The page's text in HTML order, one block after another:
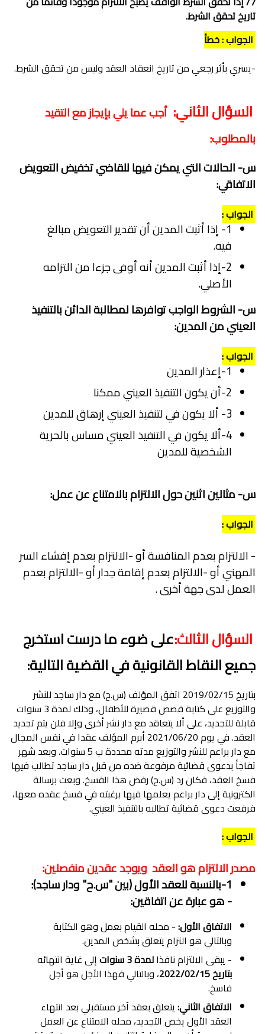
تاريخ تحقق الشرط.
الجواب : خطأ
-يسري بأثر رجعي من تاريخ انعقاد العقد وليس من تحقق الشرط.
السؤال الثاني: أجب عما يلي بإيجاز مع التقيد
بالمطلوب:
س- الحالات التي يمكن فيها للقاضي تخفيض التعويض
الاتفاقي:
الجواب :
1- إذا أثبت المدين أن تقدير التعويض مبالغ
فيه.
2-إذا أثبت المدين أنه أوفى جزءا من التزامه
الأصلي.
س- الشروط الواجب توافرها لمطالبة الدائن بالتنفيذ
العيني من المدين:
الجواب :
1-إعذار المدين
2-أن يكون التنفيذ العيني ممكنا
3- ألا يكون في لتنفيذ العيني إرهاق للمدين
4-ألا يكون في التنفيذ
العيني مساس بالحرية
الشخصية للمدين
س- مثالين اثنين حول الالتزام بالامتناع عن عمل:
الجواب :
- الالتزام بعدم المنافسة أو -الالتزام بعدم إفشاء السر
المهني أو -الالتزام بعدم إقامة جدار أو -الالتزام بعدم
العمل لدى جهة أخرى .
السؤال الثالث:على ضوء ما درست استخرج
جميع النقاط القانونية في القضية التالية:
بتاريخ 2019/02/15 اتفق المؤلف (س.ح) مع دار ساجد للنشر
والتوزيع على كتابة قصص قصيرة للأطفال، وذلك لمدة 3 سنوات
قابلة للتجديد، على ألا يتعاقد مع دار نشر أخرى وإلا فلن يتم تجديد
العقد. في يوم 2021/06/20 أبرم المؤلف عقدا في نفس المجال
مع دار براعم للنشر والتوزيع مدته محددة ب 5 سنوات. وبعد شهر
تفاجأ بدعوى قضائية مرفوعة ضده من قبل دار ساجد تطالب فيها
فسخ العقد، فكان رد (س.ح) رفض هذا الفسخ. وبعث برسالة
الكترونية إلى دار براعم يعلمها فيها برغبته في فسخ عقده معها،
فرفعت دعوى قضائية تطالبه بالتنفيذ العيني.
الجواب :
مصدر الالتزام هو العقد ويوجد عقدين منفصلين:
1-بالنسبة للعقد الأول (بين "س.ح" ودار ساجد):
- هو عبارة عن اتفاقين:
الاتفاق الأول:- محله القيام بعمل وهو الكتابة
وبالتالي هو التزام يتعلق بشخص المدين.
- يبقى الالتزام نافذالمدة 3 سنوات
إلى غاية انتهائه
بتاريخ 2022/02/15
، وبالتالي فهذا الأجل هو أجل
فاسخ.
الاتفاق الثاني: يتعلق بعقد آخر مستقبلي بعد انتهاء
العقد الأول يخص التجديد، محله الامتناع عن العمل